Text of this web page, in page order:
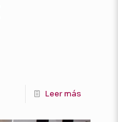
Leer más